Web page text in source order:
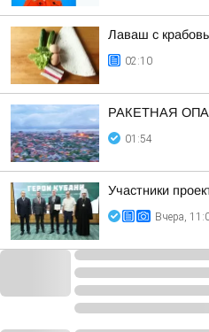
Лаваш с
02:10
РАКЕТНАЯ
01:54
Участники
Вчера,